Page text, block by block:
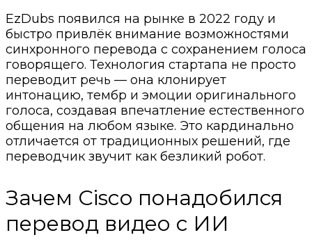
EzDubs появился на рынке в 2022 году и
быстро привлёк внимание возможностями
синхронного перевода с сохранением голоса
говорящего. Технология стартапа не просто
переводит речь — она клонирует
интонацию, тембр и эмоции оригинального
голоса, создавая впечатление естественного
общения на любом языке. Это кардинально
отличается от традиционных решений, где
переводчик звучит как безликий робот.
Зачем Cisco понадобился
перевод видео с ИИ